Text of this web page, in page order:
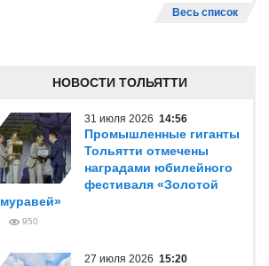
Весь список
НОВОСТИ ТОЛЬЯТТИ
31 июля 2026 14:56
Промышленные гиганты
Тольятти отмечены
наградами юбилейного
фестиваля «Золотой
муравей»
950
27 июля 2026 15:20